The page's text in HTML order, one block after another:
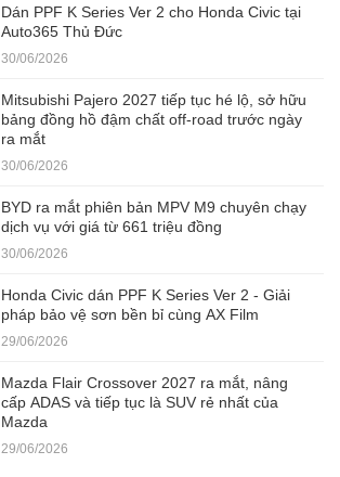
Dán PPF K Series Ver 2 cho Honda Civic tại
Auto365 Thủ Đức
30/06/2026
Mitsubishi Pajero 2027 tiếp tục hé lộ, sở hữu
bảng đồng hồ đậm chất off-road trước ngày
ra mắt
30/06/2026
BYD ra mắt phiên bản MPV M9 chuyên chạy
dịch vụ với giá từ 661 triệu đồng
30/06/2026
Honda Civic dán PPF K Series Ver 2 - Giải
pháp bảo vệ sơn bền bỉ cùng AX Film
29/06/2026
Mazda Flair Crossover 2027 ra mắt, nâng
cấp ADAS và tiếp tục là SUV rẻ nhất của
Mazda
29/06/2026